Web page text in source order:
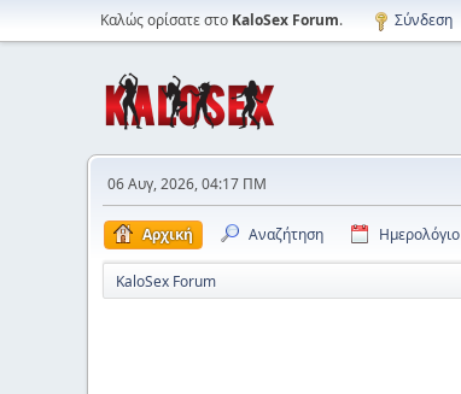
Καλώς ορίσατε στο KaloSex Forum. Σύνδεση
06 Αυγ, 2026, 04:17 ΠΜ
Αρχική Αναζήτηση Ημερολόγιο
KaloSex Forum